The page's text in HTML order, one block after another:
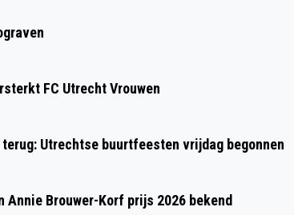
DE
FC Utrecht Vrouwen
Utrechtse buurtfeesten vrijdag begonnen
Annie Brouwer-Korf prijs 2026 bekend